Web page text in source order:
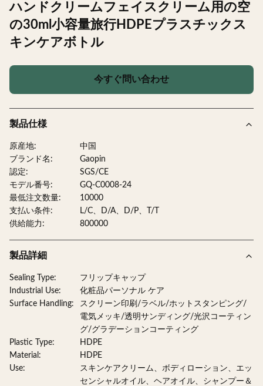
ハンドクリームフェイスクリーム用の空
の30ml小容量旅行HDPEプラスチックス
キンケアボトル
今すぐ問い合わせ
製品仕様
原産地:
中国
ブランド名:
Gaopin
認定:
SGS/CE
モデル番号:
GQ-C0008-24
最低注文数量:
10000
支払い条件:
L/C、D/A、D/P、T/T
供給能力:
800000
製品詳細
Sealing Type:
フリップキャップ
Industrial Use:
化粧品パーソナル ケア
Surface Handling:
スクリーン印刷/ラベル/ホットスタンピング/
電気メッキ/透明サンディング/光沢コーティン
グ/グラデーションコーティング
Plastic Type:
HDPE
Material:
HDPE
Use:
スキンケアクリーム、ボディローション、エッ
センシャルオイル、ヘアオイル、シャンプー＆